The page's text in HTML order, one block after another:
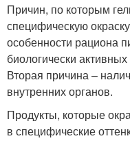
Причин, по которым
специфическую
особенности рациона
биологически
Вторая причина –
внутренних органов.
Продукты, которые
в специфические